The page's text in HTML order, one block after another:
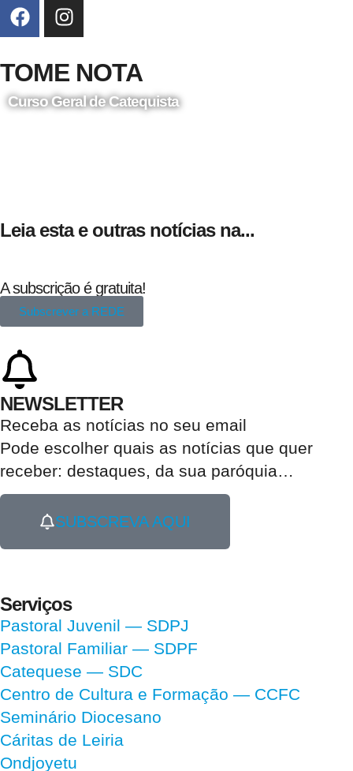
TOME NOTA
Curso Geral de Catequista
Leia esta e outras notícias na...
A subscrição é gratuita!
Subscrever a REDE
NEWSLETTER
Receba as notícias no seu email​
Pode escolher quais as notícias que quer
receber: destaques, da sua paróquia…
SUBSCREVA AQUI
Serviços
Pastoral Juvenil — SDPJ
Pastoral Familiar — SDPF
Catequese — SDC
Centro de Cultura e Formação — CCFC
Seminário Diocesano
Cáritas de Leiria
Ondjoyetu